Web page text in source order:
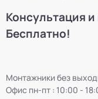
Консультация
Бесплатно!
Монтажники без
Офис пн-пт : 10:00 -